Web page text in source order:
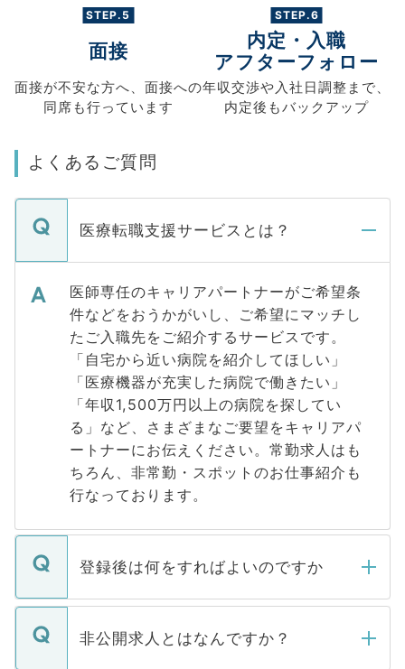
STEP.5
面接
面接が不安な方へ、 面接への
同席も行っています
STEP.6
内定・入職
アフターフォロー
年収交渉や入社日調整まで、
内定後もバックアップ
よくあるご質問
医療転職支援サービスとは？
医師専任のキャリアパートナーがご希望条
件などをおうかがいし、ご希望にマッチし
たご入職先をご紹介するサービスです。
「自宅から近い病院を紹介してほしい」
「医療機器が充実した病院で働きたい」
「年収1,500万円以上の病院を探してい
る」など、さまざまなご要望をキャリアパ
ートナーにお伝えください。常勤求人はも
ちろん、非常勤・スポットのお仕事紹介も
行なっております。
登録後は何をすればよいのですか
ご登録いただきましたら、弊社担当者がご
登録内容を確認し、その後メールもしくは
非公開求人とはなんですか？